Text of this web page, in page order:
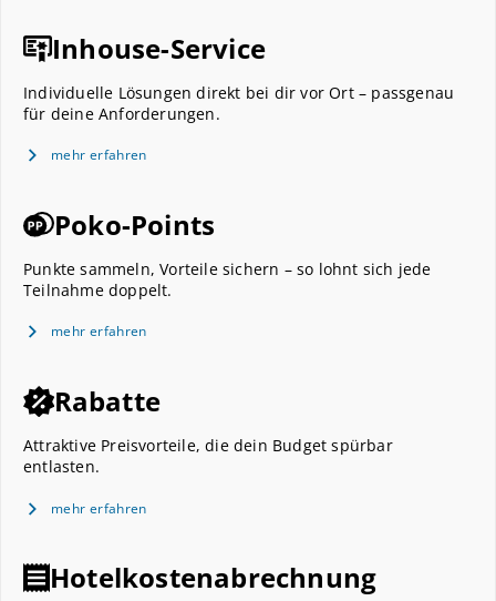
Inhouse-Service
Individuelle Lösungen direkt bei dir vor Ort – passgenau
für deine Anforderungen.
mehr erfahren
Poko-Points
Punkte sammeln, Vorteile sichern – so lohnt sich jede
Teilnahme doppelt.
mehr erfahren
Rabatte
Attraktive Preisvorteile, die dein Budget spürbar
entlasten.
mehr erfahren
Hotelkostenabrechnung